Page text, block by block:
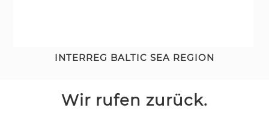
INTERREG BALTIC SEA REGION
Wir rufen zurück.